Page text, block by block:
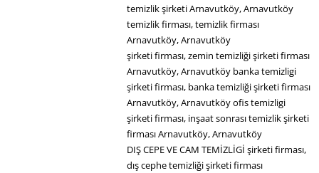
temizlik şirketi Arnavutköy, Arnavutköy
temizlik firması, temizlik firması
Arnavutköy, Arnavutköy
şirketi firması, zemin temizliği şirketi firması
Arnavutköy, Arnavutköy banka temizligi
şirketi firması, banka temizliği şirketi firması
Arnavutköy, Arnavutköy ofis temizligi
şirketi firması, inşaat sonrası temizlik şirketi
firması Arnavutköy, Arnavutköy
DIŞ CEPE VE CAM TEMİZLİGİ şirketi firması,
dış cephe temizliği şirketi firması